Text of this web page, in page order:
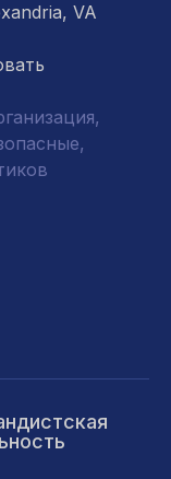
VA